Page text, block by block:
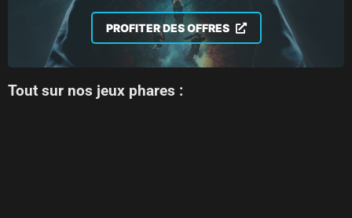
PROFITER DES OFFRES
Tout sur nos jeux phares :